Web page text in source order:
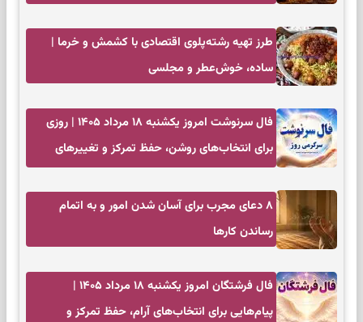
طرز تهیه رشته‌پلوی اقتصادی با کشمش و خرما |
ساده، خوش‌عطر و مجلسی
فال سرنوشت امروز یکشنبه ۱۸ مرداد ۱۴۰۵ | روزی
برای انتخاب‌های روشن، حفظ تمرکز و تغییرهای
۸ دعای مجرب برای آسان شدن امور و به اتمام
رساندن کار‌ها
فال فرشتگان امروز یکشنبه ۱۸ مرداد ۱۴۰۵ |
پیام‌هایی برای انتخاب‌های آرام، حفظ تمرکز و